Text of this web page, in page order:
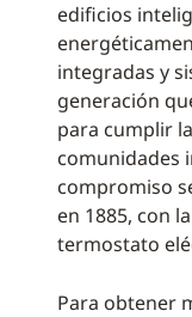
edificios
integradas y
generación
para cumplir
comunidades
compromiso
en 1885, con
termostato
Para obtener